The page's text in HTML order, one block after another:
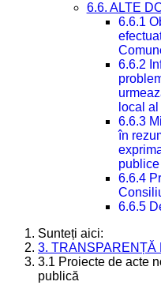
6.6. ALTE
6.6.1
6.6.2
local
6.6.3
în
publice
6.6.4
6.6.5
Sunteți aici:
3. TRANSPARENȚĂ
3.1 Proiecte de acte
publică